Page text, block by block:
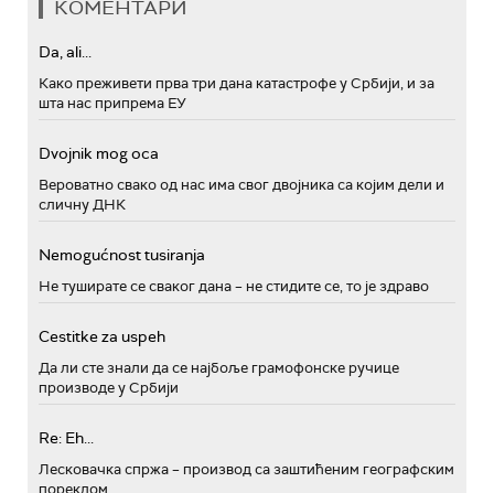
КОМЕНТАРИ
Da, ali...
Како преживети прва три дана катастрофе у Србији, и за
шта нас припрема ЕУ
Dvojnik mog oca
Вероватно свако од нас има свог двојника са којим дели и
сличну ДНК
Nemogućnost tusiranja
Не туширате се сваког дана – не стидите се, то је здраво
Cestitke za uspeh
Да ли сте знали да се најбоље грамофонске ручице
производе у Србији
Re: Eh...
Лесковачка спржа – производ са заштићеним географским
пореклом